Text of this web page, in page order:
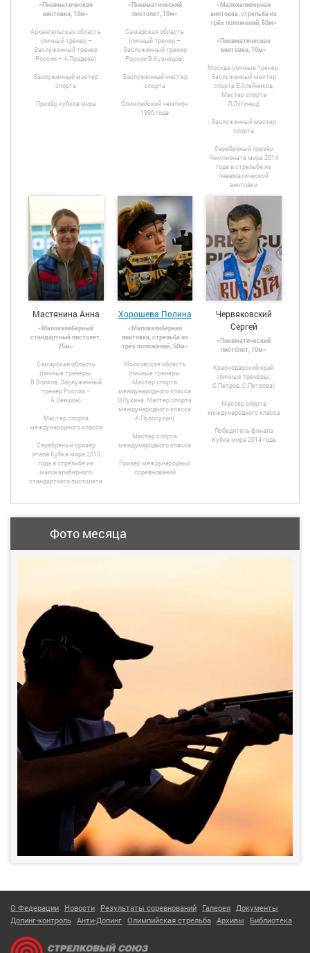
«Пневматическая
винтовка, 10м»
Архангельская область
(личный тренер –
Заслуженный тренер
России – А.Поздеев)
Заслуженный мастер
спорта
Призёр кубков мира
«Пневматический
пистолет, 10м»
Самарская область
(личный тренер –
Заслуженный тренер
России В.Кузнецов)
Заслуженный мастер
спорта
Олимпийский чемпион
1996 года
«Малокалиберная
винтовка, стрельба из
трёх положений, 50м»
«Пневматическая
винтовка, 10м»
Москва (личные тренер:
Заслуженный мастер
спорта Е.Алейников,
Мастер спорта
Л.Лугинец)
Заслуженный мастер
спорта
Серебряный призёр
Чемпионата мира 2014
года в стрельбе из
пневматической
винтовки
Мастянина Анна
«Малокалиберный
стандартный пистолет,
25м»
Самарская область
(личные тренеры:
В.Волков, Заслуженный
тренер России –
А.Левшин)
Мастер спорта
международного класса
Серебряный призёр
этапа Кубка мира 2010
года в стрельбе из
малокалиберного
стандартного пистолета
Хорошева Полина
«Малокалиберная
винтовка, стрельба из
трёх положений, 50м»
Московская область
(личные тренеры:
Мастер спорта
международного класса
О.Лукина, Мастер спорта
международного класса
А.Полосухин)
Мастер спорта
международного класса
Призёр международных
соревнований
Червяковский
Сергей
«Пневматический
пистолет, 10м»
Краснодарский край
(личные тренеры:
С.Петров, С.Петрова)
Мастер спорта
международного класса
Победитель финала
Кубка мира 2014 года
Фото месяца
О Федерации Новости Результаты соревнований Галерея Документы
Допинг-контроль Анти-Допинг Олимпийская стрельба Архивы Библиотека